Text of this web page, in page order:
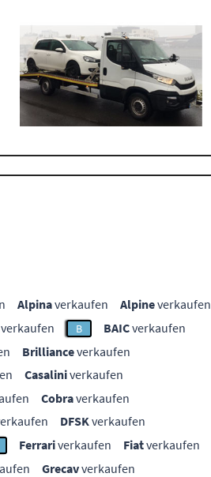
Alpinaverkaufen Alpineverkaufen
verkaufen B BAICverkaufen
Brillianceverkaufen
Casaliniverkaufen
Cobraverkaufen
DFSKverkaufen
Ferrariverkaufen Fiatverkaufen
Grecavverkaufen